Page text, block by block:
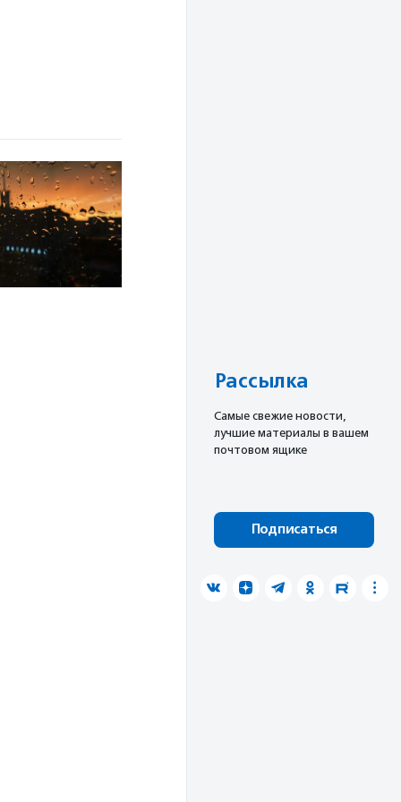
Рассылка
Cамые свежие новости,
лучшие материалы в вашем
почтовом ящике
Подписаться